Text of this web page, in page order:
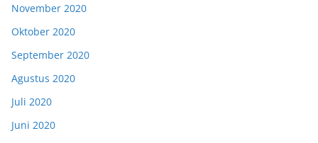
November 2020
Oktober 2020
September 2020
Agustus 2020
Juli 2020
Juni 2020